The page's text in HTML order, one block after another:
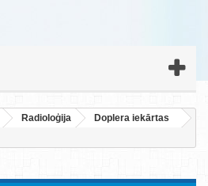
Radioloģija
Doplera iekārtas